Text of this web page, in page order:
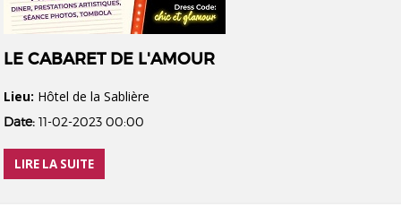
LE CABARET DE L'AMOUR
Lieu: Hôtel de la Sablière
Date: 11-02-2023 00:00
LIRE LA SUITE